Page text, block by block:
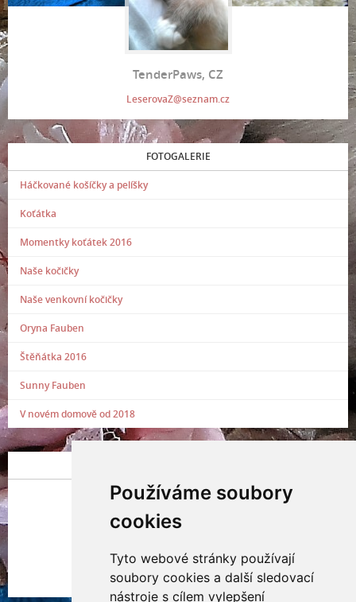
Používáme soubory
cookies
Tyto webové stránky používají
soubory cookies a další sledovací
nástroje s cílem vylepšení
TenderPaws, CZ
LeserovaZ@seznam.cz
FOTOGALERIE
Háčkované košíčky a pelíšky
Koťátka
Momentky koťátek 2016
Naše kočičky
Naše venkovní kočičky
Oryna Fauben
Štěňátka 2016
Sunny Fauben
V novém domově od 2018
Indianna Ryve
Nostra, CZ